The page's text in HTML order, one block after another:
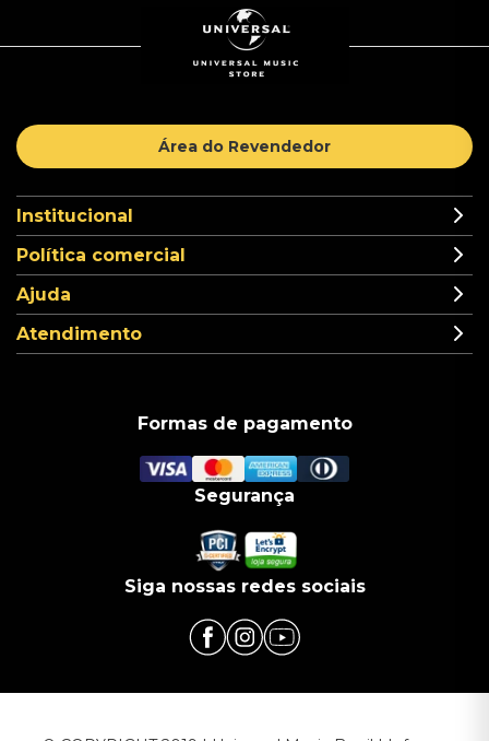
Área do Revendedor
Institucional
Política comercial
Ajuda
Atendimento
Formas de pagamento
Segurança
Siga nossas redes sociais